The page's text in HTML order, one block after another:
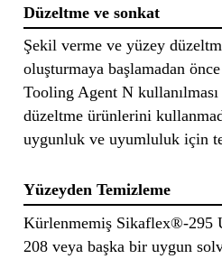
Düzeltme ve sonkat
Şekil verme ve yüzey
oluşturmaya başlamadan
Tooling Agent N
düzeltme ürünlerini
uygunluk ve uyumluluk için
Yüzeyden Temizleme
Kürlenmemiş Sikaflex®-295
208 veya başka bir uygun